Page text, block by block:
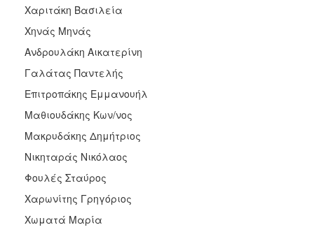
Χαριτάκη Βασιλεία
Χηνάς Μηνάς
Ανδρουλάκη Αικατερίνη
Γαλάτας Παντελής
Επιτροπάκης Εμμανουήλ
Μαθιουδάκης Κων/νος
Μακρυδάκης Δημήτριος
Νικηταράς Νικόλαος
Φουλές Σταύρος
Χαρωνίτης Γρηγόριος
Χωματά Μαρία